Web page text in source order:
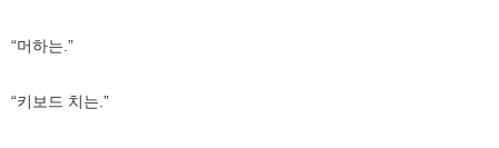
“머하는.”
“키보드 치는.”